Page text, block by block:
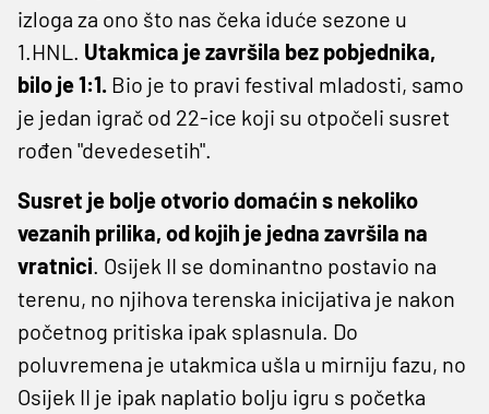
izloga za ono što nas čeka iduće sezone u
1.HNL. Utakmica je završila bez pobjednika,
bilo je 1:1. Bio je to pravi festival mladosti, samo
je jedan igrač od 22-ice koji su otpočeli susret
rođen "devedesetih".
Susret je bolje otvorio domaćin s nekoliko
vezanih prilika, od kojih je jedna završila na
vratnici. Osijek II se dominantno postavio na
terenu, no njihova terenska inicijativa je nakon
početnog pritiska ipak splasnula. Do
poluvremena je utakmica ušla u mirniju fazu, no
Osijek II je ipak naplatio bolju igru s početka